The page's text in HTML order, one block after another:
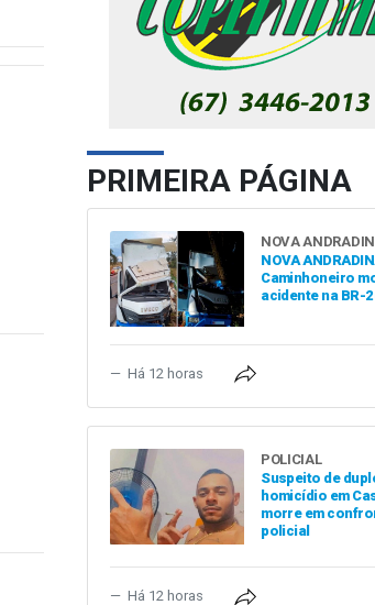
PRIMEIRA PÁGINA
NOVA
NOVA
Caminhoneiro
acidente na BR-
Há 12 horas
POLICIAL
Suspeito de
homicídio em
morre em
policial
Há 12 horas